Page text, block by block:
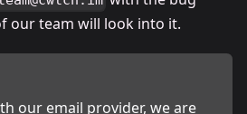
our team will look into it.
our email provider, we are